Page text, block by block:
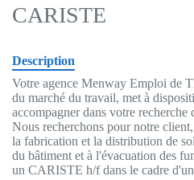
CARISTE
Description
Votre agence Menway Emploi de
du marché du travail, met à
accompagner dans votre recherche
Nous recherchons pour notre
la fabrication et la distribution de
du bâtiment et à l'évacuation des
un CARISTE h/f dans le cadre